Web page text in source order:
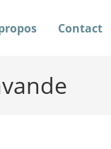
Contact